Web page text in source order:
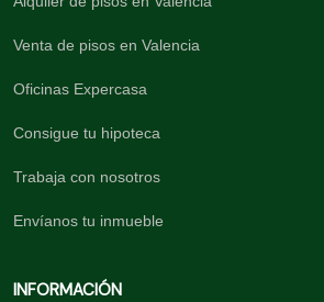
Venta de pisos en Valencia
Oficinas Expercasa
Consigue tu hipoteca
Trabaja con nosotros
Envíanos tu inmueble
INFORMACIÓN